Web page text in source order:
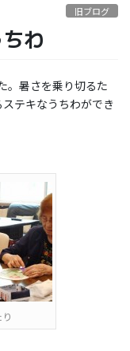
旧ブログ
わ
。暑さを乗り切るた
テキなうちわができ